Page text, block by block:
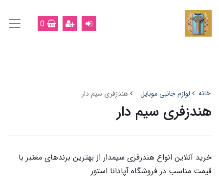
0
خانه لوازم جانبی موبایل هندزفری سیم دار
هندزفری سیم دار
خرید آنلاین انواع هندزفری سیمدار از بهترین برندهای معتبر با
قیمت مناسب در فروشگاه آپادانا استور